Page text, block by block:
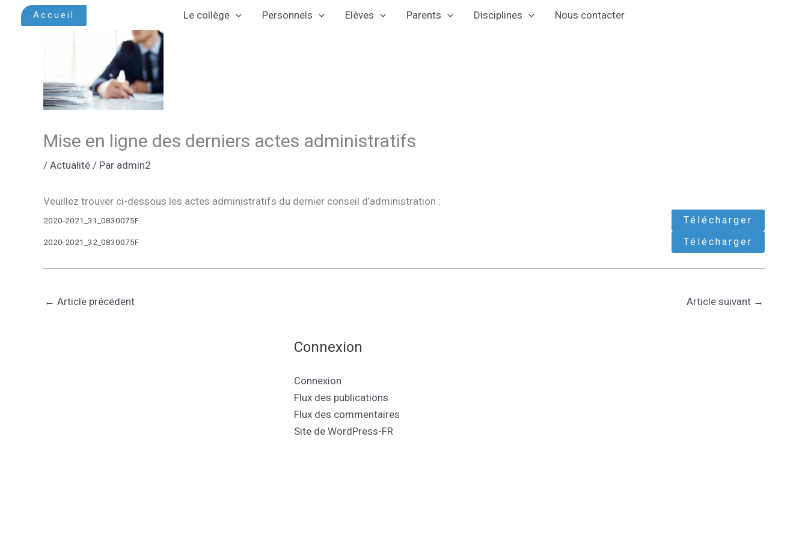
Accueil Le collège Personnels Elèves Parents Disciplines Nous contacter
Mise en ligne des derniers actes administratifs
/ Actualité / Par admin2
Veuillez trouver ci-dessous les actes administratifs du dernier conseil d’administration :
2020-2021_31_0830075F Télécharger
2020-2021_32_0830075F Télécharger
← Article précédent Article suivant →
Connexion
Connexion
Flux des publications
Flux des commentaires
Site de WordPress-FR